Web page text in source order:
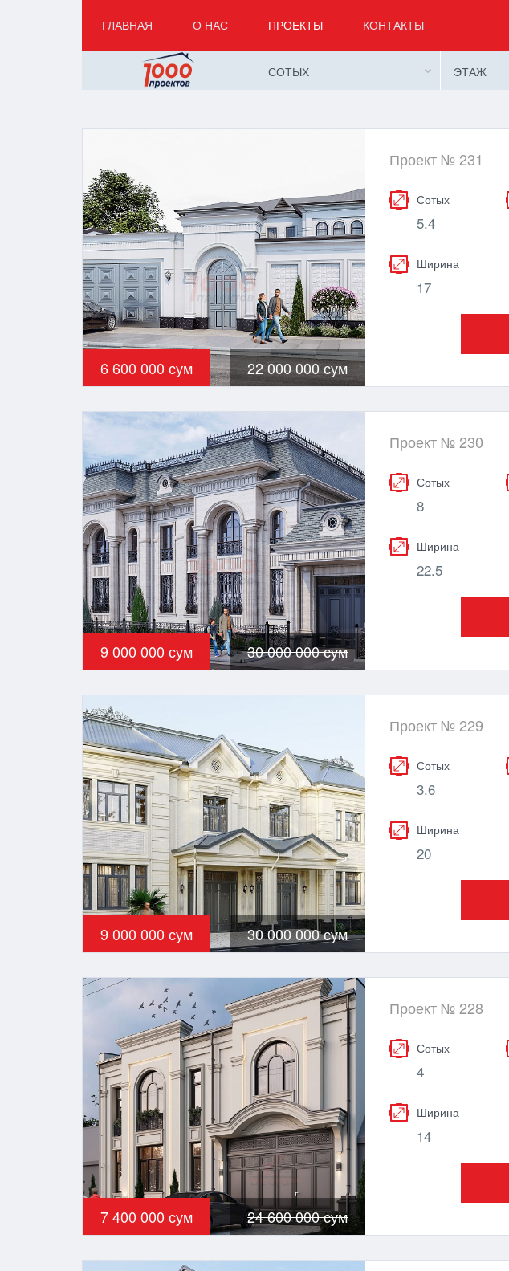
ГЛАВНАЯ О НАС ПРОЕКТЫ КОНТАКТЫ
СОТЫХ ЭТАЖ
6 600 000 сум 22 000 000 сум
Проект № 231
Сотых
5.4
Ширина
17
9 000 000 сум 30 000 000 сум
Проект № 230
Сотых
8
Ширина
22.5
9 000 000 сум 30 000 000 сум
Проект № 229
Сотых
3.6
Ширина
20
7 400 000 сум 24 600 000 сум
Проект № 228
Сотых
4
Ширина
14